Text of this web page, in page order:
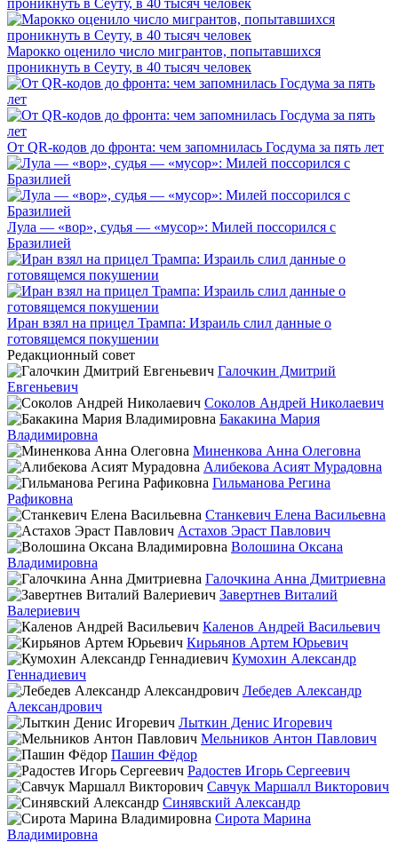
Марокко оценило число мигрантов, попытавшихся
проникнуть в Сеуту, в 40 тысяч человек
От QR-кодов до фронта: чем запомнилась Госдума за пять лет
Лула — «вор», судья — «мусор»: Милей поссорился с
Бразилией
Иран взял на прицел Трампа: Израиль слил данные о
готовящемся покушении
Редакционный совет
Галочкин Дмитрий
Евгеньевич
Соколов Андрей Николаевич
Бакакина Мария
Владимировна
Миненкова Анна Олеговна
Алибекова Асият Мурадовна
Гильманова Регина
Рафиковна
Станкевич Елена Васильевна
Астахов Эраст Павлович
Волошина Оксана
Владимировна
Галочкина Анна Дмитриевна
Завертнев Виталий
Валериевич
Каленов Андрей Васильевич
Кирьянов Артем Юрьевич
Кумохин Александр
Геннадиевич
Лебедев Александр
Александрович
Лыткин Денис Игоревич
Мельников Антон Павлович
Пашин Фёдор
Радостев Игорь Сергеевич
Савчук Маршалл Викторович
Синявский Александр
Сирота Марина
Владимировна